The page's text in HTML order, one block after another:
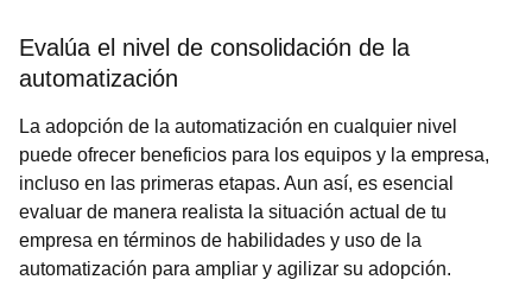
Evalúa el nivel de consolidación de la
automatización
La adopción de la automatización en cualquier nivel
puede ofrecer beneficios para los equipos y la empresa,
incluso en las primeras etapas. Aun así, es esencial
evaluar de manera realista la situación actual de tu
empresa en términos de habilidades y uso de la
automatización para ampliar y agilizar su adopción.